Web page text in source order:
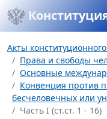
Акты
Права и свободы
Основные
Конвенция против
бесчеловечных или
Часть I (ст.ст. 1 - 16)